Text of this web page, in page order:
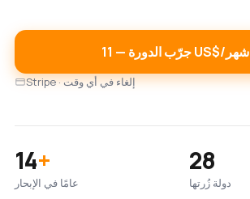
جرّب الدورة — ‏11 US$/شهر
Stripe · إلغاء في أي وقت
14+
عامًا في الإبحار
28
دولة زُرتها